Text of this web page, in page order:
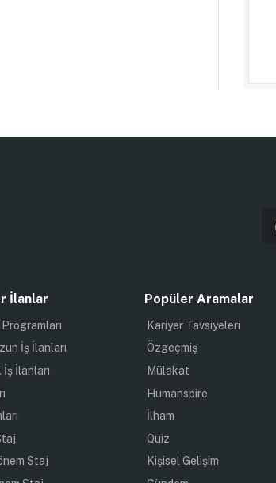
İlanlar
Programları
İş İlanları
İlanları
Staj
Popüler Aramalar
Kariyer Tavsiyeleri
Özgeçmiş
Mülakat
Humanspire
İlham
Quiz
Kişisel Gelişim